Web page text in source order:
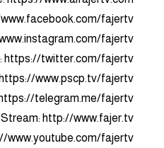
fajertv
fajertv
https://twitter.com/fajertv
www.pscp.tv/fajertv
telegram.me/fajertv
Stream: http://www.fajer.tv
www.youtube.com/fajertv